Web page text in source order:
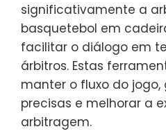
significativamente a
basquetebol em
facilitar o diálogo em
árbitros. Estas
manter o fluxo do
precisas e melhorar a
arbitragem.